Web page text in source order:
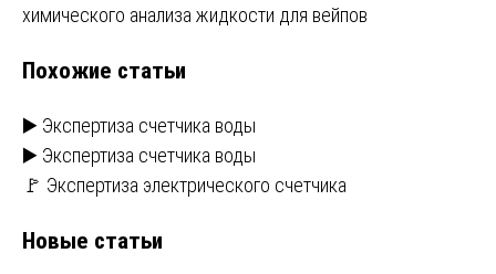
записям
химического анализа жидкости для вейпов
Похожие статьи
▶️ Экспертиза счетчика воды
▶️ Экспертиза счетчика воды
🚩 Экспертиза электрического счетчика
Новые статьи